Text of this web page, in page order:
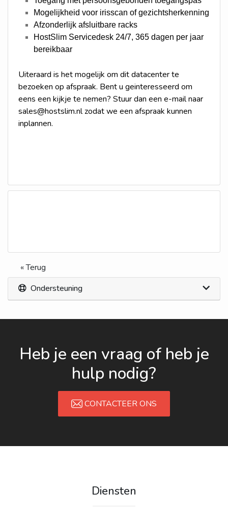
Mogelijkheid voor irisscan of gezichtsherkenning
Afzonderlijk afsluitbare racks
HostSlim Servicedesk 24/7, 365 dagen per jaar
bereikbaar
Uiteraard is het mogelijk om dit datacenter te
bezoeken op afspraak. Bent u geinteresseerd om
eens een kijkje te nemen? Stuur dan een e-mail naar
sales@hostslim.nlzodat we een afspraak kunnen
inplannen.
« Terug
Ondersteuning
Heb je een vraag of heb je
hulp nodig?
CONTACTEER ONS
Diensten